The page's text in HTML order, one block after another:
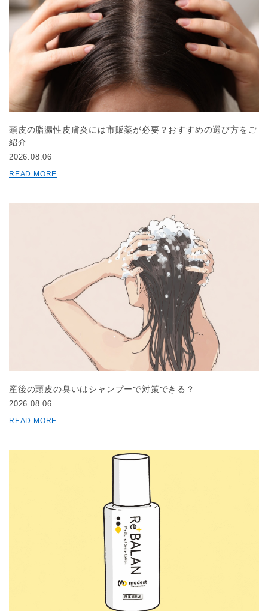
頭皮の脂漏性皮膚炎には市販薬が必要？おすすめの選び方をご
紹介
2026.08.06
READ MORE
産後の頭皮の臭いはシャンプーで対策できる？
2026.08.06
READ MORE